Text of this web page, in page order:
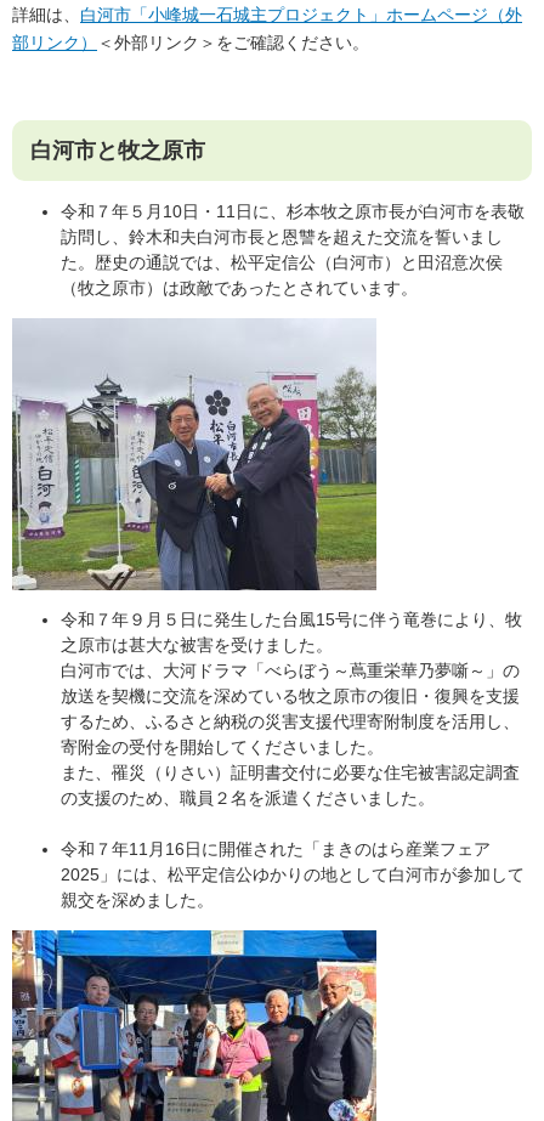
詳細は、 白河市「小峰城一石城主プロジェクト」ホームページ（外
部リンク）
＜外部リンク＞ をご確認ください。​
白河市と牧之原市
令和７年５月10日・11日に、杉本牧之原市長が白河市を表敬
訪問し、鈴木和夫白河市長と恩讐を超えた交流を誓いまし
た。歴史の通説では、松平定信公（白河市）と田沼意次侯
（牧之原市）は政敵であったとされています。
令和７年９月５日に発生した台風15号に伴う竜巻により、牧
之原市は甚大な被害を受けました。
白河市では、大河ドラマ「べらぼう～蔦重栄華乃夢噺～」の
放送を契機に交流を深めている牧之原市の復旧・復興を支援
するため、ふるさと納税の災害支援代理寄附制度を活用し、
寄附金の受付を開始してくださいました。
また、罹災（りさい）証明書交付に必要な住宅被害認定調査
の支援のため、職員２名を派遣くださいました。
令和７年11月16日に開催された「まきのはら産業フェア
2025」には、松平定信公ゆかりの地として白河市が参加して
親交を深めました。